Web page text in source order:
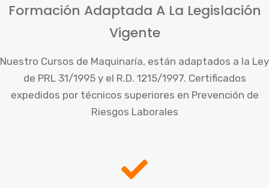
Formación Adaptada A La Legislación
Vigente
Nuestro Cursos de Maquinaría, están adaptados a la Ley
de PRL 31/1995 y el R.D. 1215/1997. Certificados
expedidos por técnicos superiores en Prevención de
Riesgos Laborales